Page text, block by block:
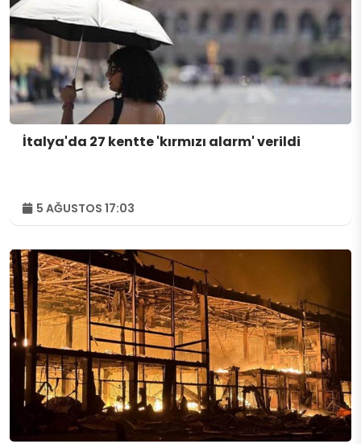
İtalya'da 27 kentte 'kırmızı alarm' verildi
5 AĞUSTOS 17:03